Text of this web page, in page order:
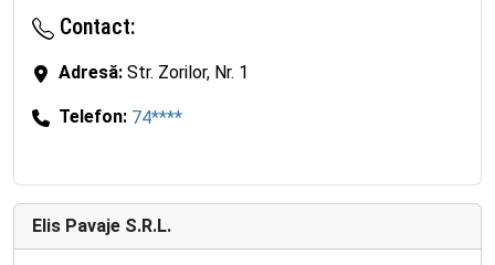
Contact:
Adresă: Str. Zorilor, Nr. 1
Telefon: 74****
Elis Pavaje S.R.L.